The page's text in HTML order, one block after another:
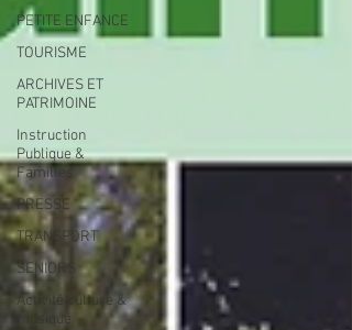
PETITE ENFANCE
TOURISME
ARCHIVES ET
PATRIMOINE
Instruction
Publique &
Familles
PRESSE
TRANSPORT
SENIORS
Activité culture &
musique